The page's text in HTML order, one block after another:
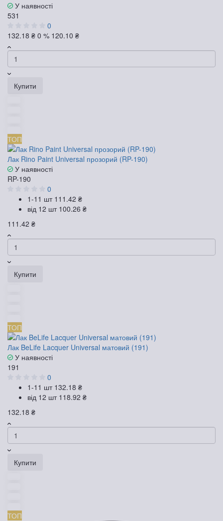
У наявності
531
0
132.18 ₴ 0 % 120.10 ₴
Купити
ТОП
Лак Rino Paint Universal прозорий (RP-190)
У наявності
RP-190
0
1-11 шт 111.42 ₴
від 12 шт 100.26 ₴
111.42 ₴
Купити
ТОП
Лак BeLife Lacquer Universal матовий (191)
У наявності
191
0
1-11 шт 132.18 ₴
від 12 шт 118.92 ₴
132.18 ₴
Купити
ТОП